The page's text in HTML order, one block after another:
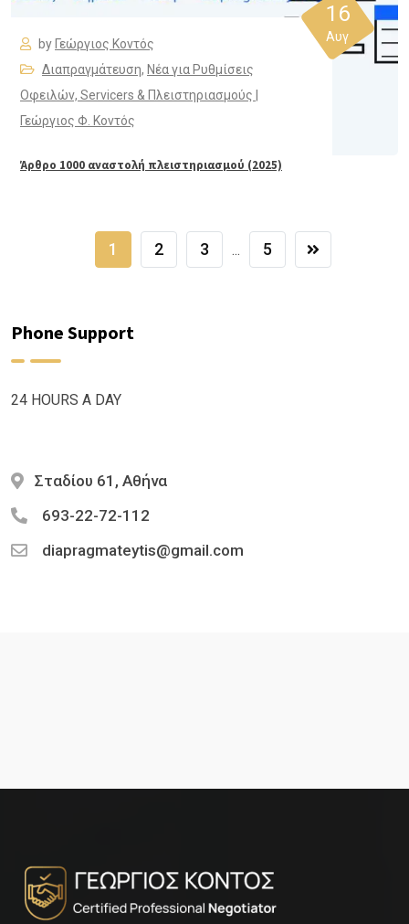
by Γεώργιος Κοντός
Διαπραγμάτευση, Νέα για Ρυθμίσεις
Οφειλών, Servicers & Πλειστηριασμούς |
Γεώργιος Φ. Κοντός
Άρθρο 1000 αναστολή πλειστηριασμού (2025)
16
Αυγ
1 2 3 ... 5
Phone Support
24 HOURS A DAY
Σταδίου 61, Αθήνα
693-22-72-112
diapragmateytis@gmail.com